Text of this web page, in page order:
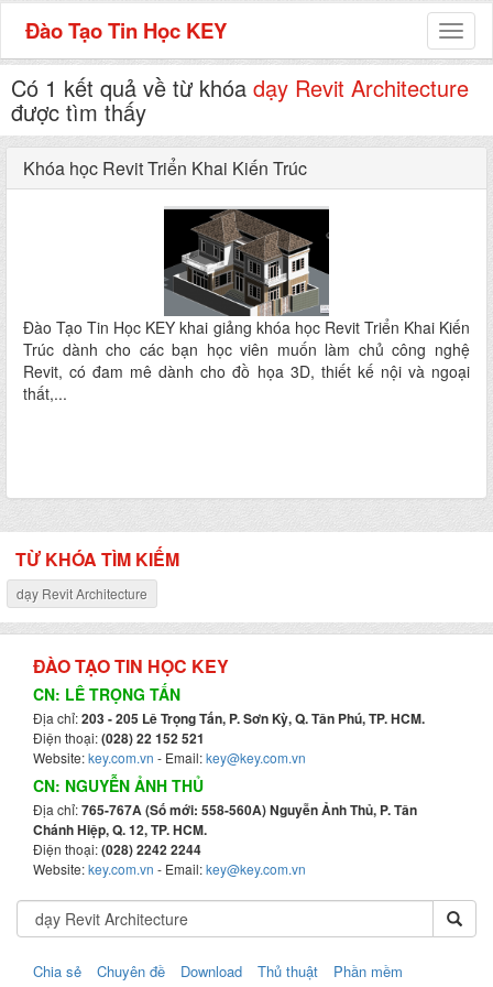
Đào Tạo Tin Học KEY
Có 1 kết quả về từ khóa dạy Revit Architecture
được tìm thấy
Khóa học Revit Triển Khai Kiến Trúc
Đào Tạo Tin Học KEY khai giảng khóa học Revit Triển Khai Kiến
Trúc dành cho các bạn học viên muốn làm chủ công nghệ
Revit, có đam mê dành cho đồ họa 3D, thiết kế nội và ngoại
thất,...
TỪ KHÓA TÌM KIẾM
dạy Revit Architecture
ĐÀO TẠO TIN HỌC KEY
CN: LÊ TRỌNG TẤN
Địa chỉ:203 - 205 Lê Trọng Tấn, P. Sơn Kỳ, Q. Tân Phú, TP. HCM.
Điện thoại:(028) 22 152 521
Website:key.com.vn - Email:key@key.com.vn
CN: NGUYỄN ẢNH THỦ
Địa chỉ:765-767A (Số mới: 558-560A) Nguyễn Ảnh Thủ, P. Tân
Chánh Hiệp, Q. 12, TP. HCM.
Điện thoại:(028) 2242 2244
Website:key.com.vn - Email:key@key.com.vn
Chia sẻ Chuyên đề Download Thủ thuật Phần mềm